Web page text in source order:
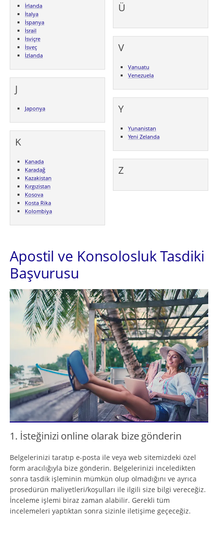
İrlanda
İtalya
İspanya
İsrail
İsviçre
İsveç
İzlanda
J
Japonya
K
Kanada
Karadağ
Kazakistan
Kırgızistan
Kosova
Kosta Rika
Kolombiya
Ü
V
Vanuatu
Venezuela
Y
Yunanistan
Yeni Zelanda
Z
Apostil ve Konsolosluk Tasdiki
Başvurusu
1. İsteğinizi online olarak bize gönderin
Belgelerinizi taratıp e-posta ile veya web sitemizdeki özel
form aracılığıyla bize gönderin. Belgelerinizi inceledikten
sonra tasdik işleminin mümkün olup olmadığını ve ayrıca
prosedürün maliyetleri/koşulları ile ilgili size bilgi vereceğiz.
İnceleme işlemi biraz zaman alabilir. Gerekli tüm
incelemeleri yaptıktan sonra sizinle iletişime geçeceğiz.